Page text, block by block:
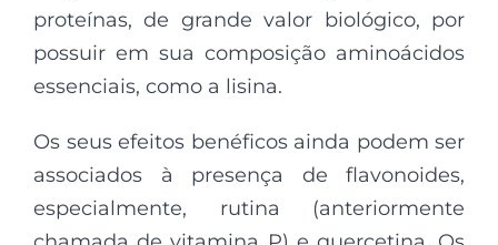
proteínas, de grande valor biológico, por
possuir em sua composição aminoácidos
essenciais, como a lisina.
Os seus efeitos benéficos ainda podem ser
associados à presença de flavonoides,
especialmente, rutina (anteriormente